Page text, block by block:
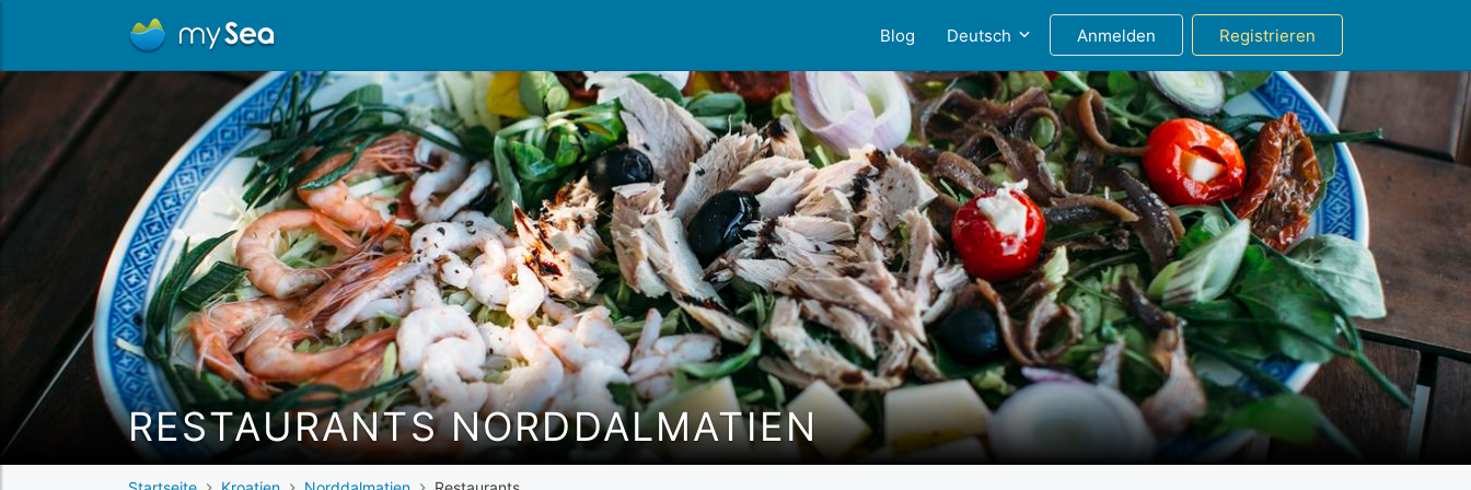
Blog Deutsch Anmelden Registrieren
RESTAURANTS NORDDALMATIEN